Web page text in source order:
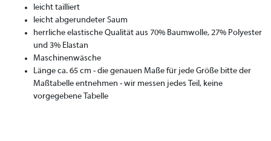
leicht tailliert
leicht abgerundeter Saum
herrliche elastische Qualität aus 70% Baumwolle, 27% Polyester
und 3% Elastan
Maschinenwäsche
Länge ca. 65 cm - die genauen Maße für jede Größe bitte der
Maßtabelle entnehmen - wir messen jedes Teil, keine
vorgegebene Tabelle